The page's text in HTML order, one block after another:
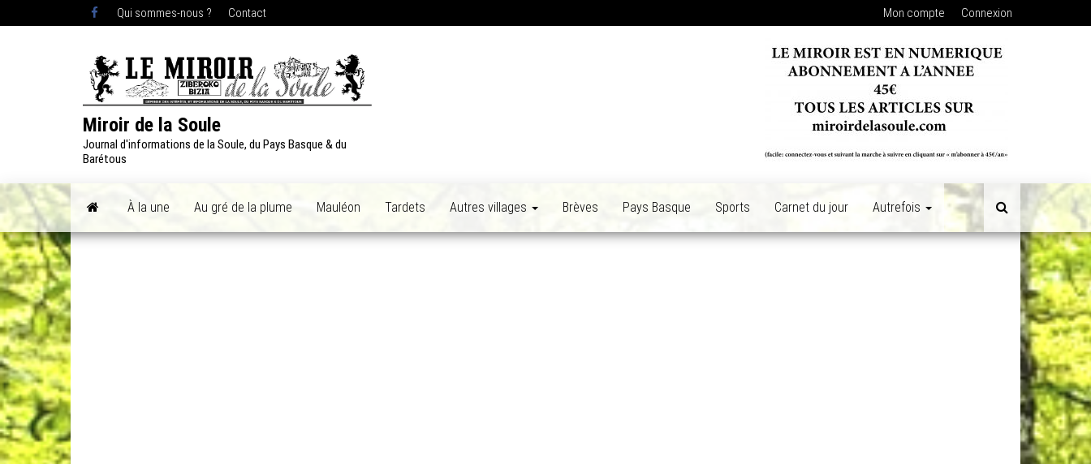
Qui sommes-nous ? Contact Mon compte Connexion
Miroir de la Soule
Journal d'informations de la Soule, du Pays Basque & du
Barétous
À la une Au gré de la plume Mauléon Tardets Autres villages Brèves Pays Basque Sports Carnet du jour Autrefois